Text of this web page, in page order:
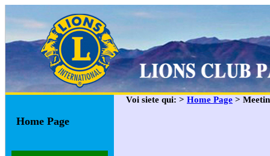
Home Page
Voi siete qui: > Home Page >